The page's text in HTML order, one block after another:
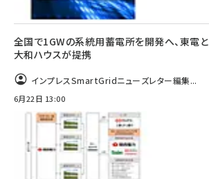
全国で1GWの系統用蓄電所を開発へ、東電と
大和ハウスが提携
インプレスSmartGridニューズレター編集...
6月22日 13:00